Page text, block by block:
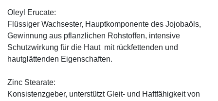
Oleyl Erucate:
Flüssiger Wachsester, Hauptkomponente des Jojobaöls,
Gewinnung aus pflanzlichen Rohstoffen, intensive
Schutzwirkung für die Haut mit rückfettenden und
hautglättenden Eigenschaften.
Zinc Stearate:
Konsistenzgeber, unterstützt Gleit- und Haftfähigkeit von